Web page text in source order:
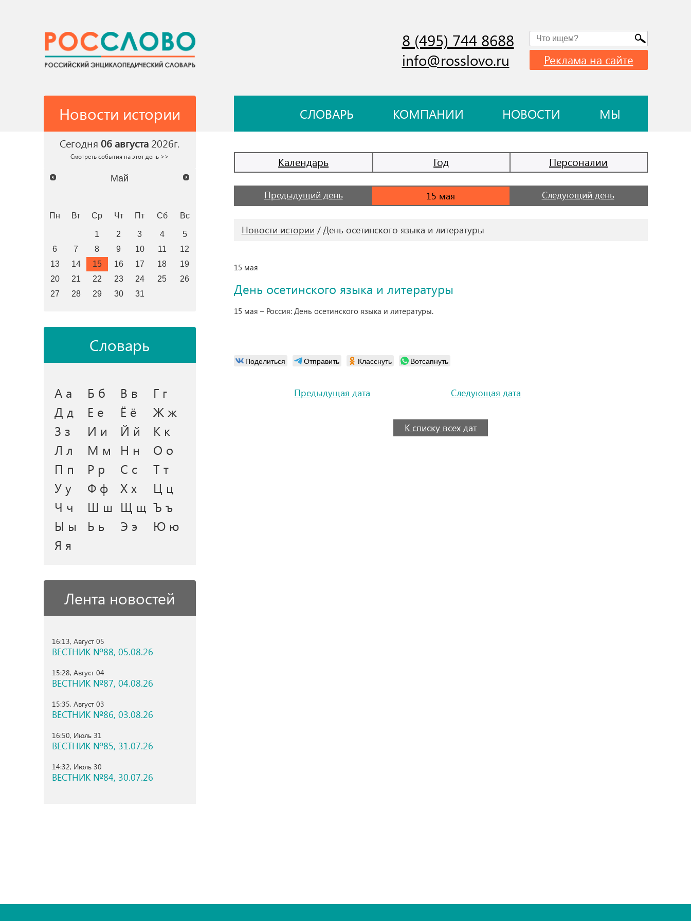
8 (495) 744 8688
info@rosslovo.ru Реклама на сайте
Новости истории СЛОВАРЬ КОМПАНИИ НОВОСТИ МЫ
Сегодня 06 августа 2026г.
Смотреть события на этот день >>
Май
Пн Вт Ср Чт Пт Сб Вс
1 2 3 4
5
6
7 8 9 10 11
12
13
14 15 16 17 18
19
20
21 22 23 24 25
26
27
28 29 30 31
Словарь
А а Б б В в
Г г
Д д
Е е Ё ё
Ж ж
З з
И и Й й
К к
Л л
М м Н н
О о
П п
Р р С с
Т т
У у
Ф ф Х х
Ц ц
Ч ч
Ш ш Щ щ Ъ ъ
Ы ы
Ь ь Э э
Ю ю
Я я
Лента новостей
16:13, Август 05
ВЕСТНИК №88, 05.08.26
15:28, Август 04
ВЕСТНИК №87, 04.08.26
15:35, Август 03
ВЕСТНИК №86, 03.08.26
16:50, Июль 31
ВЕСТНИК №85, 31.07.26
14:32, Июль 30
ВЕСТНИК №84, 30.07.26
Календарь Год Персоналии
Предыдущий день Следующий день
Новости истории День осетинского языка и литературы
15 мая
День осетинского языка и литературы
15 мая – Россия: День осетинского языка и литературы.
Поделиться Отправить Класснуть Вотсапнуть
Предыдущая дата Следующая дата
К списку всех дат